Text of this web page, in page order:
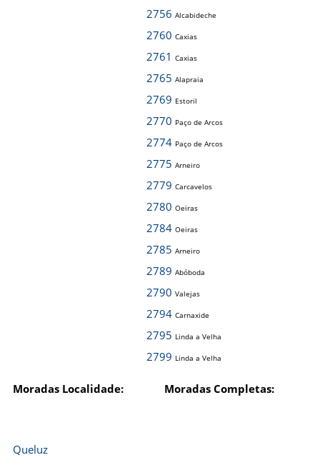
2756 Alcabideche
2760 Caxias
2761 Caxias
2765 Alapraia
2769 Estoril
2770 Paço de Arcos
2774 Paço de Arcos
2775 Arneiro
2779 Carcavelos
2780 Oeiras
2784 Oeiras
2785 Arneiro
2789 Abóboda
2790 Valejas
2794 Carnaxide
2795 Linda a Velha
2799 Linda a Velha
Moradas Localidade: Moradas Completas:
Queluz